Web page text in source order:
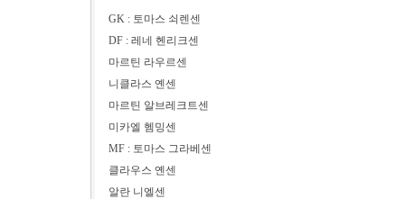
GK : 토마스 쇠렌센
DF : 레네 헨리크센
마르틴 라우르센
니클라스 옌센
마르틴 알브레크트센
미카엘 헴밍센
MF : 토마스 그라베센
클라우스 옌센
알란 니엘센